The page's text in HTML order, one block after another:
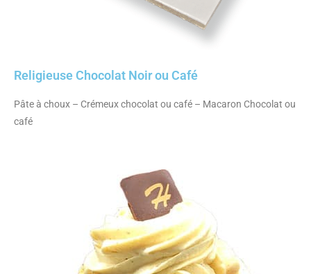
Religieuse Chocolat Noir ou Café
Pâte à choux – Crémeux chocolat ou café – Macaron Chocolat ou
café